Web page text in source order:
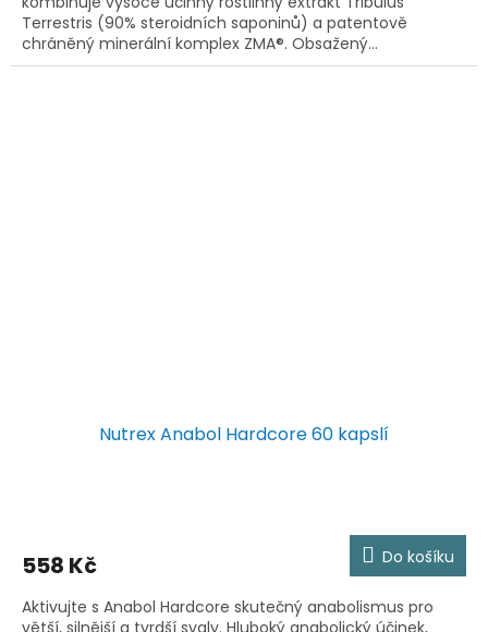
Terrestris (90% steroidních saponinů) a patentově
chráněný minerální komplex ZMA®. Obsažený...
Nutrex Anabol Hardcore 60 kapslí
558 Kč Do košíku
Aktivujte s Anabol Hardcore skutečný anabolismus pro
větší, silnější a tvrdší svaly. Hluboký anabolický účinek,